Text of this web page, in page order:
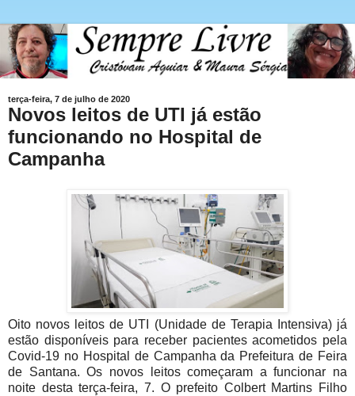
terça-feira, 7 de julho de 2020
Novos leitos de UTI já estão
funcionando no Hospital de
Campanha
Oito novos leitos de UTI (Unidade de Terapia Intensiva) já
estão disponíveis para receber pacientes acometidos pela
Covid-19 no Hospital de Campanha da Prefeitura de Feira
de Santana. Os novos leitos começaram a funcionar na
noite desta terça-feira, 7. O prefeito Colbert Martins Filho